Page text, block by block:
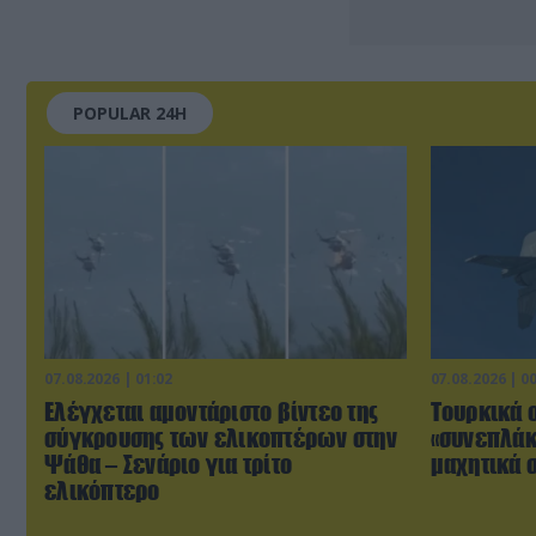
POPULAR 24H
07.08.2026 | 01:02
Ελέγχεται αμοντάριστο βίντεο της
σύγκρουσης των ελικοπτέρων στην
Ψάθα – Σενάριο για τρίτο
ελικόπτερο
07.08.2026 |
Τουρκικά
μαχητικά